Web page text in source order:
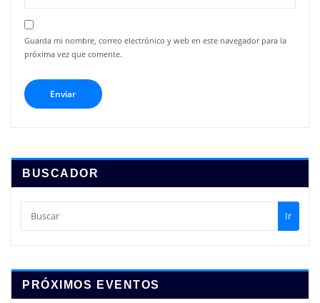
Guarda mi nombre, correo electrónico y web en este navegador para la
próxima vez que comente.
BUSCADOR
Ir
PRÓXIMOS EVENTOS